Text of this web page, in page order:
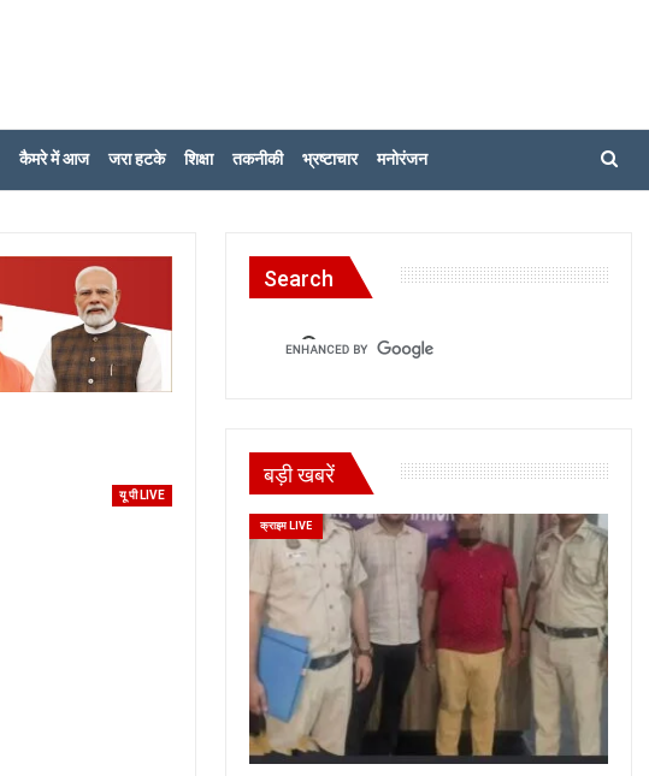
कैमरे में आज जरा हटके शिक्षा तकनीकी भ्रष्टाचार मनोरंजन
यू पी LIVE
Search
बड़ी खबरें
क्राइम LIVE